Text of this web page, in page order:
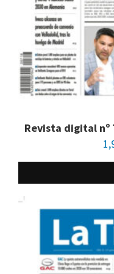
Revista digital nº